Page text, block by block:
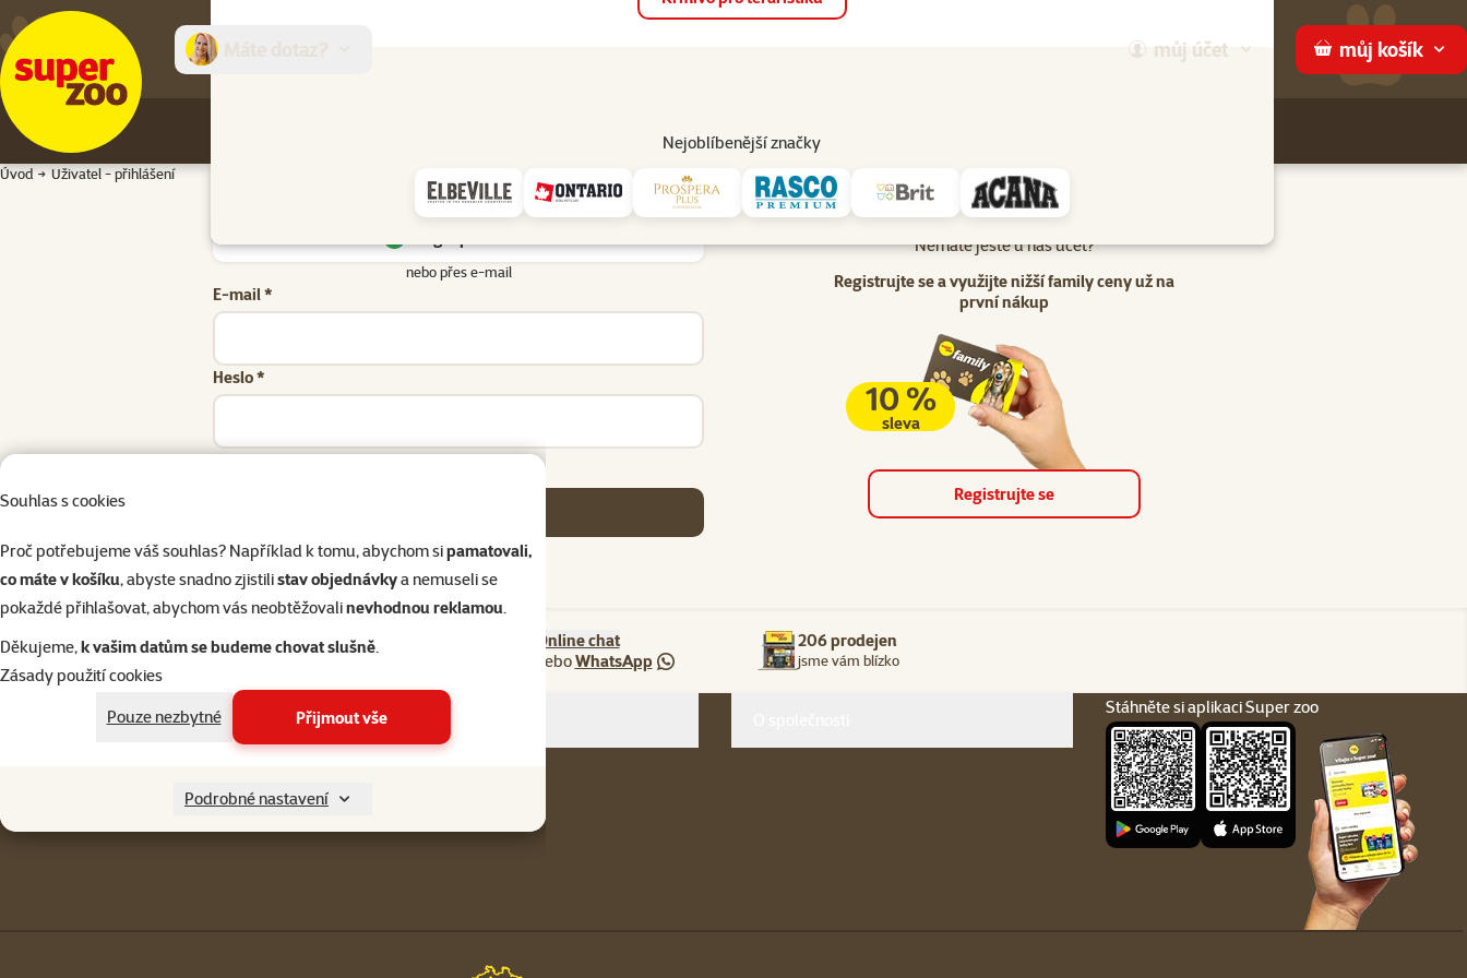
Souhlas s cookies
Proč potřebujeme váš souhlas? Například k tomu, abychom sipamatovali,
co máte v košíku, abyste snadno zjistilistav objednávkya nemuseli se
pokaždé přihlašovat, abychom vás neobtěžovalinevhodnou reklamou.
Děkujeme,k vašim datům se budeme chovat slušně.
Zásady použití cookies
Pouze nezbytné
Přijmout vše
Podrobné nastavení
můj účet můj košík
Nejoblíbenější značky
Prodejny Služby
Úvod Uživatel - přihlášení
Uživatel - přihlášení
nebo přes e-mail
E-mail *
Heslo *
Nemáte ještě u nás účet?
Registrujte se a využijte nižší family ceny už na
první nákup
10 %
sleva
Registrujte se
Napište nám
eshop@superzoo.cz
321 000 180
Online chat
neboWhatsApp
206 prodejen
jsme vám blízko
Pro zákazníky
Stáhněte si aplikaci Super zoo